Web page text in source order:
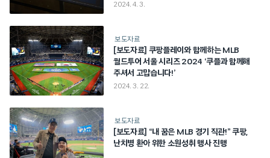
2024. 4. 3.
보도자료
[보도자료] 쿠팡플레이와 함께하는 MLB
월드투어 서울 시리즈 2024 ‘쿠플과 함께해
주셔서 고맙습니다!’
2024. 3. 22.
보도자료
[보도자료] “내 꿈은 MLB 경기 직관!” 쿠팡,
난치병 환아 위한 소원성취 행사 진행